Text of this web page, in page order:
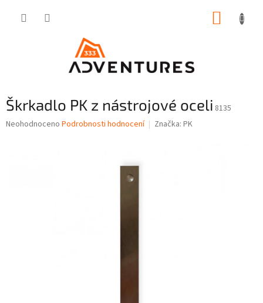
Škrkadlo PK z nástrojové oceli 8135
Průměrné
Neohodnoceno Podrobnosti hodnocení Značka: PK